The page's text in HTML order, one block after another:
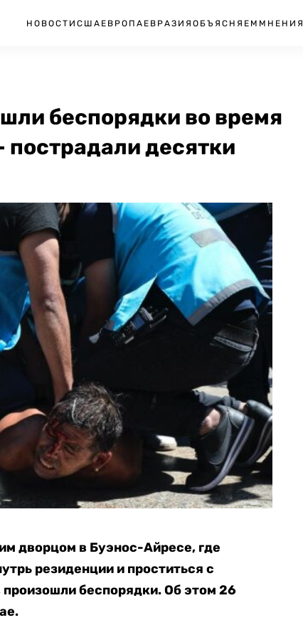
НОВОСТИ США ЕВРОПА ЕВРАЗИЯ ОБЪЯСНЯЕМ МНЕНИЯ
беспорядки во время
десятки
дворцом в Буэнос-Айресе, где
резиденции и проститься с
беспорядки. Об этом 26